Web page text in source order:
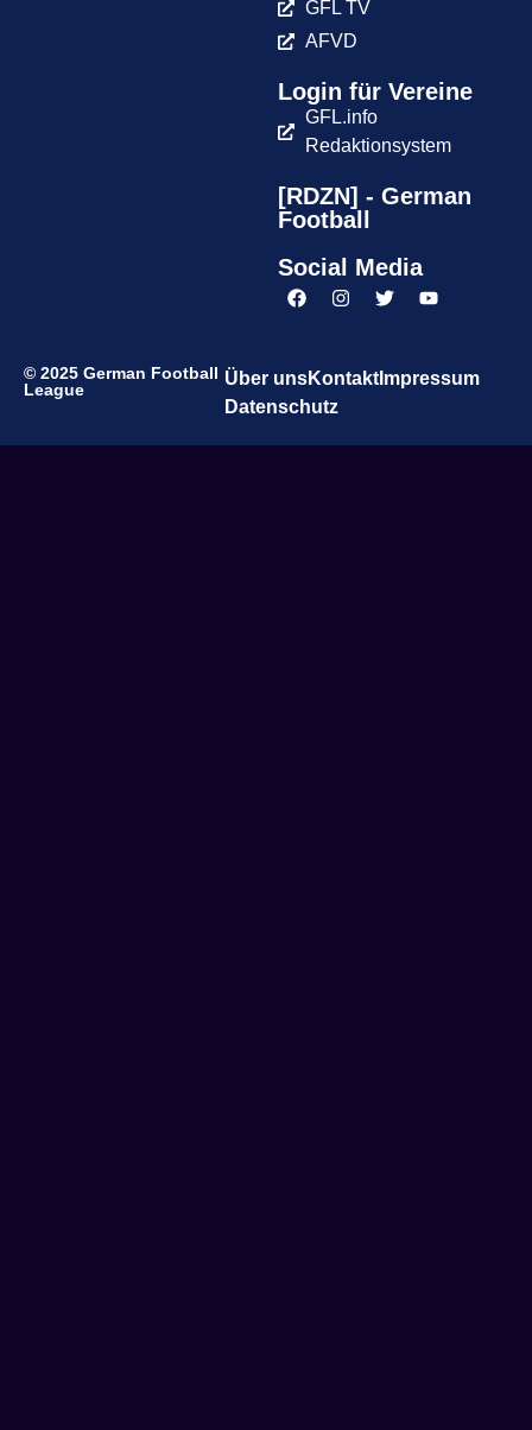
GFL TV
AFVD
Login für Vereine
GFL.info
Redaktionsystem
[RDZN] - German
Football
Social Media
© 2025 German Football
League
Über unsKontaktImpressum
Datenschutz